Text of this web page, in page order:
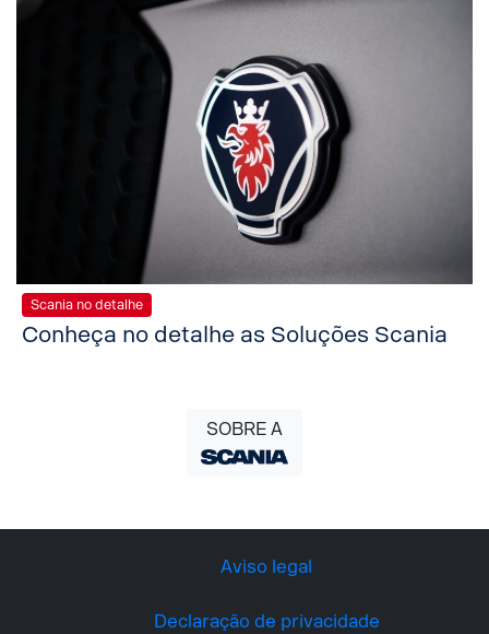
Scania no detalhe
Conheça no detalhe as Soluções Scania
SOBRE A
Aviso legal
Declaração de privacidade